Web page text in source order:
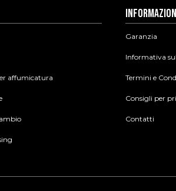
affumicatura
Garanzia
Informativa
Termini e
Consigli per
Contatti